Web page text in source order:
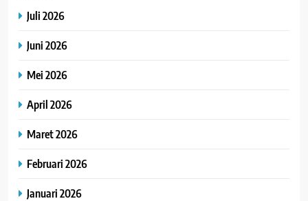
Juli 2026
Juni 2026
Mei 2026
April 2026
Maret 2026
Februari 2026
Januari 2026